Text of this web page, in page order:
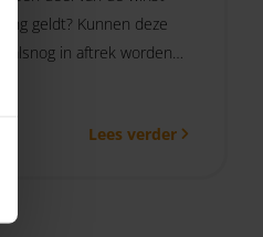
geldt? Kunnen deze
alsnog in aftrek worden
Lees verder